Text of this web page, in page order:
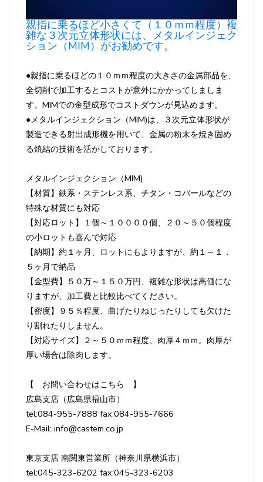
親指に乗るほど小さくて（１０ｍｍ程度）複
雑な３次元立体形状には、メタルインジェク
ション（MIM）がお勧めです。
●親指に乗るほどの１０ｍｍ程度の大きさの金属部品を、
全切削で加工するとコストが意外にかかってしましま
す。MIMでの金型成形でコストダウンが見込めます。
●メタルインジェクション（MIM)は、３次元立体形状が
製造できる射出成形機を用いて、金属の粉末を焼き固め
る焼結の技術を活かしております。
メタルインジェクション（MIM)
【材質】鉄系・ステンレス系、チタン・コバールなどの
特殊な材質にも対応
【対応ロット】１個～１００００個、２０～５０個程度
の小ロットも喜んで対応
【納期】約１ヶ月、ロットにもよりますが、約１～１．
５ヶ月で納品
【金型費】５０万～１５０万円、複雑な形状は高価にな
りますが、加工費と比較比べてください。
【密度】９５％程度、曲げたりねじったりしても欠けた
り割れたりしません。
【対応サイズ】２～５０ｍｍ程度、肉厚４ｍｍ。肉厚が
厚い場合は除肉します。
【 お問い合わせはこちら 】
広島支店（広島県福山市）
tel:084-955-7888 fax:084-955-7666
E-Mail: info@castem.co.jp
東京支店 南関東営業所（神奈川県横浜市）
tel:045-323-6202 fax:045-323-6203